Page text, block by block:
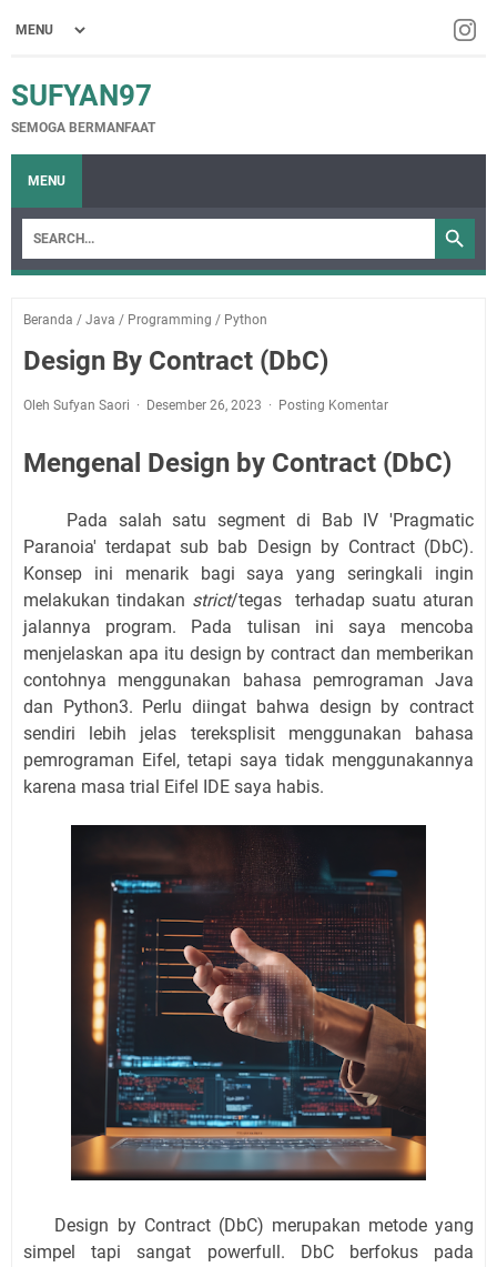
SUFYAN97
SEMOGA BERMANFAAT
MENU
Beranda / Java / Programming / Python
Design By Contract (DbC)
Oleh Sufyan Saori Desember 26, 2023 Posting Komentar
Mengenal Design by Contract (DbC)
Pada salah satu segment di Bab IV 'Pragmatic
Paranoia' terdapat sub bab Design by Contract (DbC).
Konsep ini menarik bagi saya yang seringkali ingin
melakukan tindakan strict/tegas terhadap suatu aturan
jalannya program. Pada tulisan ini saya mencoba
menjelaskan apa itu design by contract dan memberikan
contohnya menggunakan bahasa pemrograman Java
dan Python3. Perlu diingat bahwa design by contract
sendiri lebih jelas tereksplisit menggunakan bahasa
pemrograman Eifel, tetapi saya tidak menggunakannya
karena masa trial Eifel IDE saya habis.
Design by Contract (DbC) merupakan metode yang
simpel tapi sangat powerfull. DbC berfokus pada